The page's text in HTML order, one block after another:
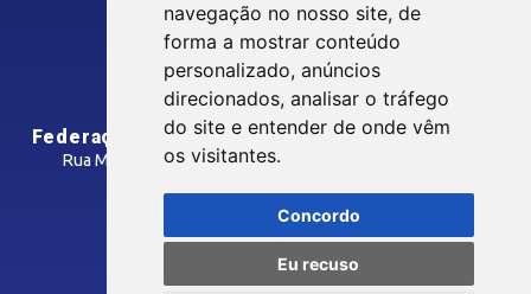
navegação no nosso site, de
forma a mostrar conteúdo
personalizado, anúncios
direcionados, analisar o tráfego
do site e entender de onde vêm
os visitantes.
Concordo
Eu recuso
CONTRIBUIÇÃO SINDICAL
SINDICATOS FILIADOS
INTRANET
Federação das Indústrias do Estado da Paraíba
Rua Manoel Gonçalves Guimarães, 195 - José Pinheiro
Como Chegar
© 2026 FIEPB